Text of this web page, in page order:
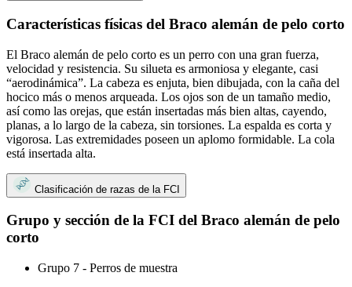
Características físicas del Braco alemán de pelo corto
El Braco alemán de pelo corto es un perro con una gran fuerza,
velocidad y resistencia. Su silueta es armoniosa y elegante, casi
“aerodinámica”. La cabeza es enjuta, bien dibujada, con la caña del
hocico más o menos arqueada. Los ojos son de un tamaño medio,
así como las orejas, que están insertadas más bien altas, cayendo,
planas, a lo largo de la cabeza, sin torsiones. La espalda es corta y
vigorosa. Las extremidades poseen un aplomo formidable. La cola
está insertada alta.
Clasificación de razas de la FCI
Grupo y sección de la FCI del Braco alemán de pelo
corto
Grupo 7 - Perros de muestra